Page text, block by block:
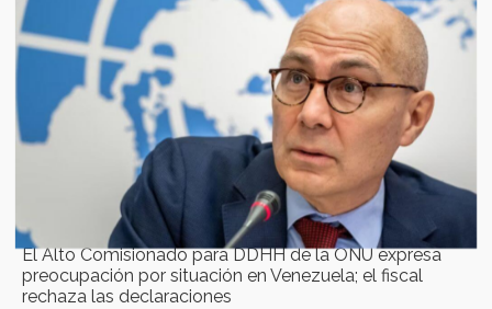
El Alto Comisionado para DDHH de la ONU expresa
preocupación por situación en Venezuela; el fiscal
rechaza las declaraciones